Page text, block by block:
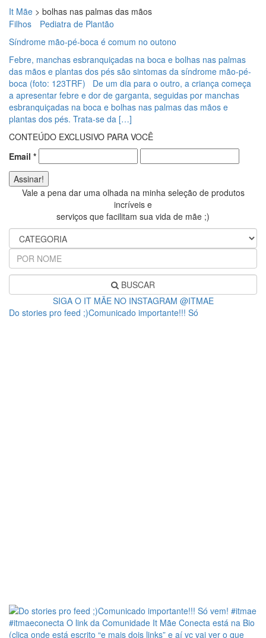
It Mãe > bolhas nas palmas das mãos
Filhos
Pediatra de Plantão
Síndrome mão-pé-boca é comum no outono
Febre, manchas esbranquiçadas na boca e bolhas nas palmas
das mãos e plantas dos pés são sintomas da síndrome mão-pé-
boca (foto: 123TRF) De um dia para o outro, a criança começa
a apresentar febre e dor de garganta, seguidas por manchas
esbranquiçadas na boca e bolhas nas palmas das mãos e
plantas dos pés. Trata-se da […]
CONTEÚDO EXCLUSIVO PARA VOCÊ
Email *
Vale a pena dar uma olhada na minha seleção de produtos
incríveis e
serviços que facilitam sua vida de mãe ;)
BUSCAR
SIGA O IT MÃE NO INSTAGRAM @ITMAE
Do stories pro feed ;)Comunicado importante!!! Só